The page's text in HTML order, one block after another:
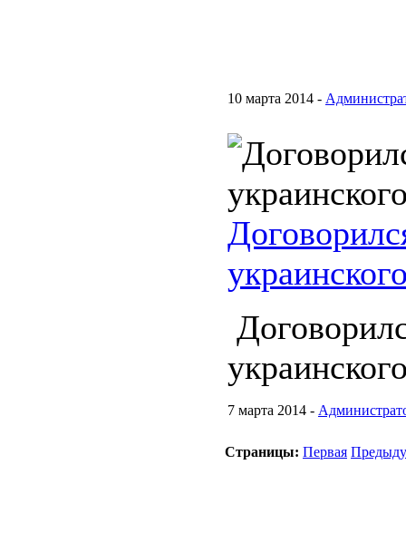
10 марта 2014 -
7 марта 2014 -
Страницы: Первая